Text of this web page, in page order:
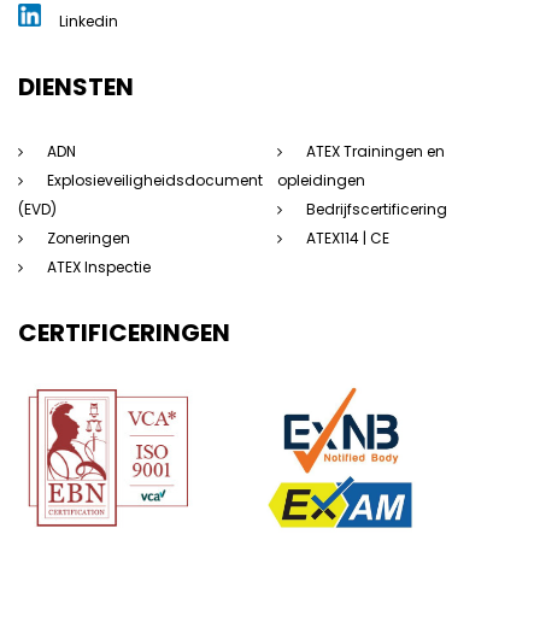
Linkedin
DIENSTEN
ADN
Explosieveiligheidsdocument
(EVD)
Zoneringen
ATEX Inspectie
ATEX Trainingen en
opleidingen
Bedrijfscertificering
ATEX114 | CE
CERTIFICERINGEN